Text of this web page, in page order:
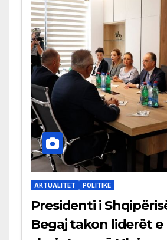
AKTUALITET POLITIKË
Presidenti i
Begaj takon liderët